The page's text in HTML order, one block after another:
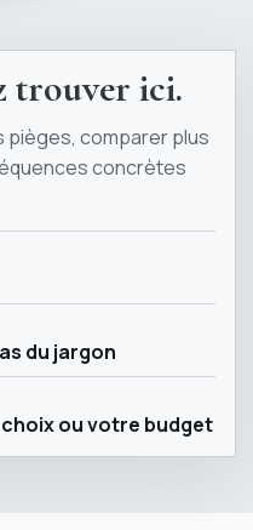
trouver ici.
comparer plus
concrètes
du jargon
ou votre budget